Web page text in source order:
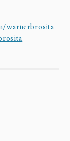
warnerbrosita